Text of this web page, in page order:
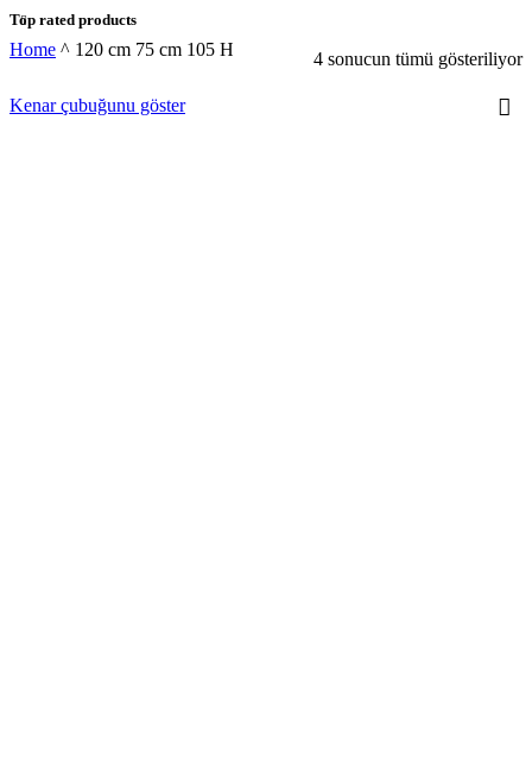
Top rated products
Home ^ 120 cm 75 cm 105 H 4 sonucun tümü gösteriliyor
Kenar çubuğunu göster